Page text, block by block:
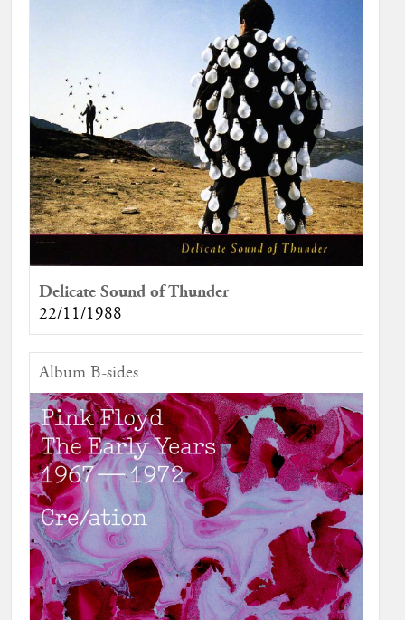
Delicate Sound of Thunder
22/11/1988
Album B-sides